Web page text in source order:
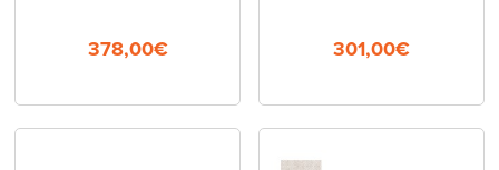
378,00€ 301,00€